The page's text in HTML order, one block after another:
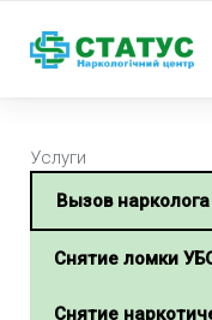
Услуги
Вызов
Снятие ломки
Снятие